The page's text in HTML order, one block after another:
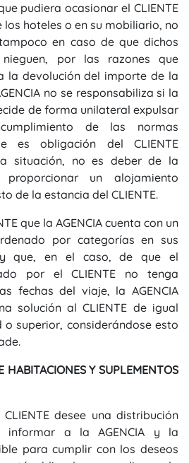
pudiera ocasionar el CLIENTE
hoteles o en su mobiliario, no
en caso de que dichos
nieguen, por las razones que
la devolución del importe de la
no se responsabiliza si la
de forma unilateral expulsar
de las normas
es obligación del CLIENTE
situación, no es deber de la
proporcionar un alojamiento
de la estancia del CLIENTE.
que la AGENCIA cuenta con un
por categorías en sus
y que, en el caso, de que el
por el CLIENTE no tenga
fechas del viaje, la AGENCIA
solución al CLIENTE de igual
superior, considerándose esto
HABITACIONES Y SUPLEMENTOS
desee una distribución
informar a la AGENCIA y la
para cumplir con los deseos